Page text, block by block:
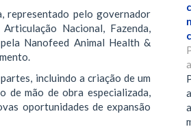
representado pelo governador
Nacional, Fazenda,
Nanofeed Animal Health &
incluindo a criação de um
de mão de obra especializada,
oportunidades de expansão